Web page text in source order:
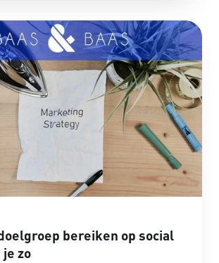
bereiken op social
zo